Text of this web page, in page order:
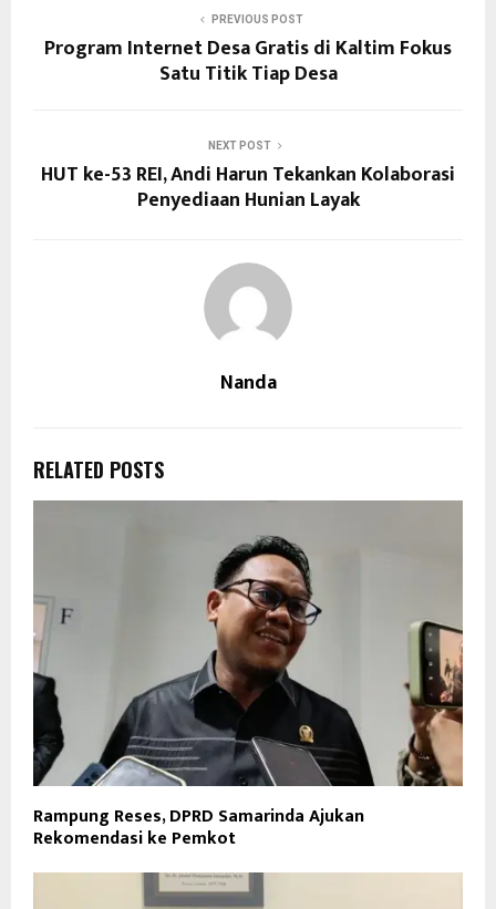
PREVIOUS POST
Program Internet Desa Gratis di Kaltim Fokus
Satu Titik Tiap Desa
NEXT POST
HUT ke-53 REI, Andi Harun Tekankan Kolaborasi
Penyediaan Hunian Layak
Nanda
RELATED POSTS
Rampung Reses, DPRD Samarinda Ajukan
Rekomendasi ke Pemkot